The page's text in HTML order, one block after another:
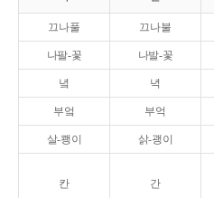
끄나풀 끄나불
나팔-꽃 나발-꽃
녘 녁
부엌 부억
살-쾡이 삵-괭이
칸 간